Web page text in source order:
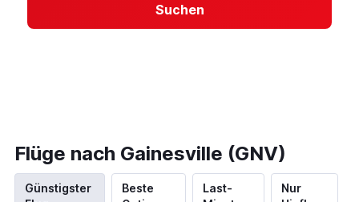
Suchen
Flüge nach Gainesville (GNV)
Günstigster
Beste
Last-
Nur